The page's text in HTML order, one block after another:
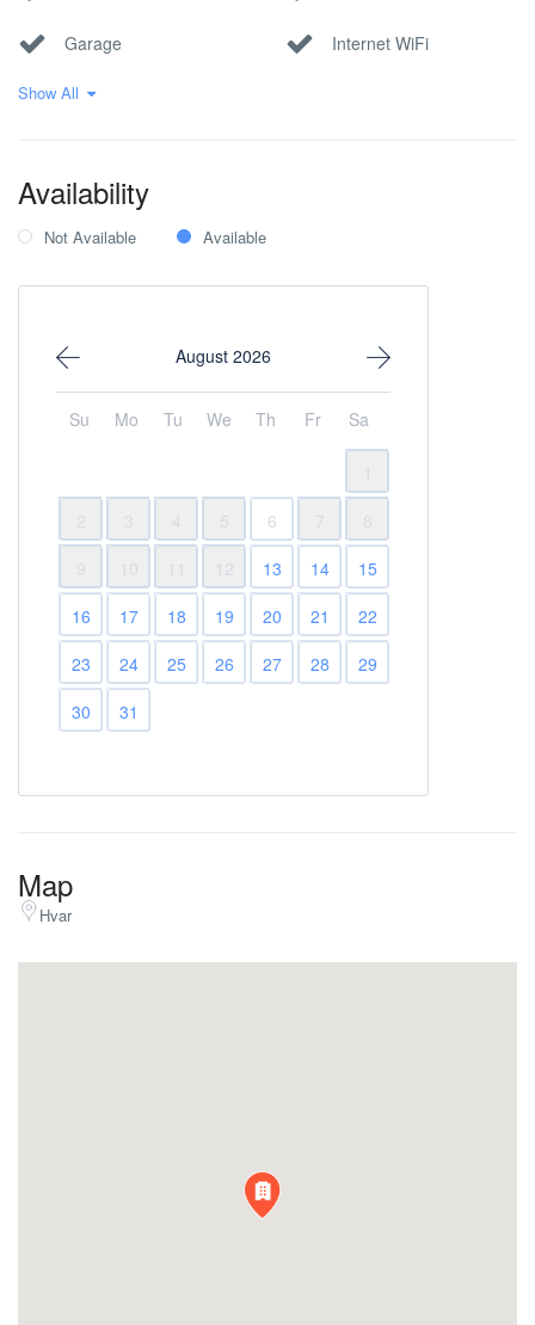
Garage Internet WiFi
Parking privé
Show All
Availability
Not Available Available
August 2026
Su Mo Tu We Th Fr Sa
2
3 4 5 6 7
8
9
10 12 13 14
15
16
17 18 19 20 21
22
23
24 25 26 27 28
29
30
31
Map
Hvar